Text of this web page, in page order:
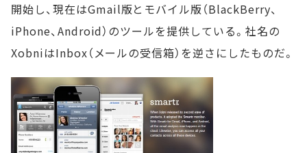
開始し、現在はGmail版とモバイル版（BlackBerry、
iPhone、Android）のツールを提供している。社名の
XobniはInbox（メールの受信箱）を逆さにしたものだ。